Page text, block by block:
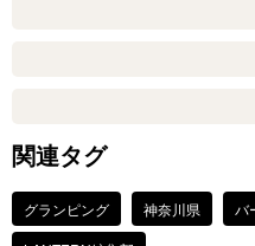
関連タグ
グランピング 神奈川県
バ